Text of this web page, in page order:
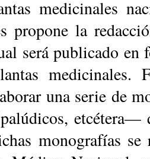
medicinales
propone la
será publicado
medicinales.
una serie de
etcétera—
monografías